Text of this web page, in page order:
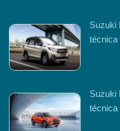
Suzuki
técnica
Suzuki
técnica